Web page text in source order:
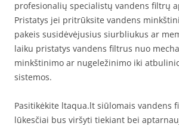
profesionalių specialistų vandens filtrų
Pristatys jei pritrūksite vandens
pakeis susidėvėjusius siurbliukus ar
laiku pristatys vandens filtrus nuo
minkštinimo ar nugeležinimo iki
sistemos.
Pasitikėkite ltaqua.lt siūlomais vandens
lūkesčiai bus viršyti tiekiant bei